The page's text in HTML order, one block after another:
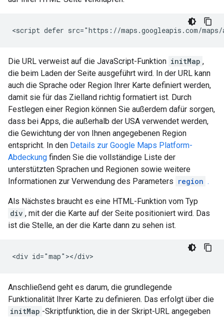
<script defer src="https://maps.googleapis.com/
Die URL verweist auf die JavaScript-Funktion initMap ,
die beim Laden der Seite ausgeführt wird. In der URL kann
auch die Sprache oder Region Ihrer Karte definiert werden,
damit sie für das Zielland richtig formatiert ist. Durch
Festlegen einer Region können Sie außerdem dafür sorgen,
dass bei Apps, die außerhalb der USA verwendet werden,
die Gewichtung der von Ihnen angegebenen Region
entspricht. In den Details zur Google Maps Platform-
Abdeckung finden Sie die vollständige Liste der
unterstützten Sprachen und Regionen sowie weitere
Informationen zur Verwendung des Parameters region .
Als Nächstes braucht es eine HTML-Funktion vom Typ
div , mit der die Karte auf der Seite positioniert wird. Das
ist die Stelle, an der die Karte dann zu sehen ist.
<div id="map"></div>
Anschließend geht es darum, die grundlegende
Funktionalität Ihrer Karte zu definieren. Das erfolgt über die
initMap -Skriptfunktion, die in der Skript-URL angegeben